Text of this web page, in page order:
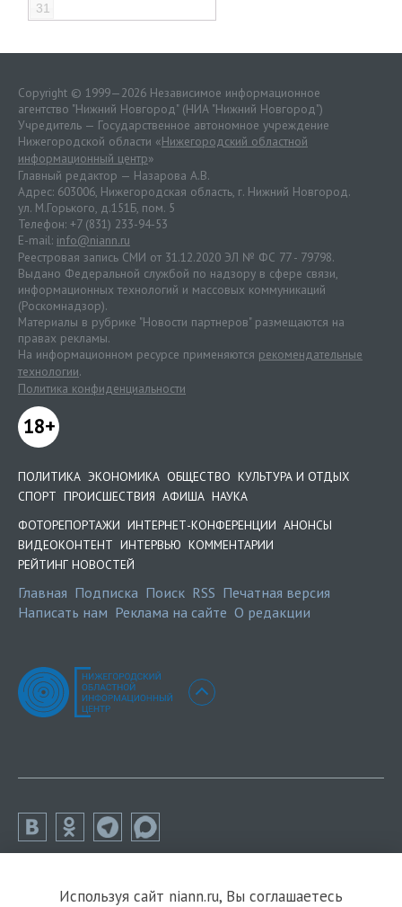
31
Copyright © 1999—2026 Независимое информационное
агентство "Нижний Новгород" (НИА "Нижний Новгород")
Учредитель — Государственное автономное учреждение
Нижегородской области «Нижегородский областной
информационный центр»
Главный редактор — Назарова А.В.
Адрес: 603006, Нижегородская область, г. Нижний Новгород.
ул. М.Горького, д.151Б, пом. 5
Телефон: +7 (831) 233-94-53
E-mail: info@niann.ru
Реестровая запись СМИ от 31.12.2020 ЭЛ № ФС 77 - 79798.
Выдано Федеральной службой по надзору в сфере связи,
информационных технологий и массовых коммуникаций
(Роскомнадзор).
Материалы в рубрике "Новости партнеров" размещаются на
правах рекламы.
На информационном ресурсе применяются рекомендательные
технологии.
Политика конфиденциальности
18+
ПОЛИТИКА ЭКОНОМИКА ОБЩЕСТВО КУЛЬТУРА И ОТДЫХ
СПОРТ ПРОИСШЕСТВИЯ АФИША НАУКА
ФОТОРЕПОРТАЖИ ИНТЕРНЕТ-КОНФЕРЕНЦИИ АНОНСЫ
ВИДЕОКОНТЕНТ ИНТЕРВЬЮ КОММЕНТАРИИ
РЕЙТИНГ НОВОСТЕЙ
Главная Подписка Поиск RSS Печатная версия
Написать нам Реклама на сайте О редакции
Используя сайт niann.ru, Вы соглашаетесь